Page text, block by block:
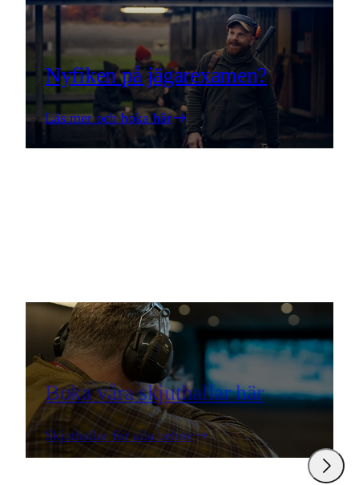
Nyfiken på jägarexamen?
Läs mer och boka här
Boka våra skjuthallar här
Skjuthallar för alla behov